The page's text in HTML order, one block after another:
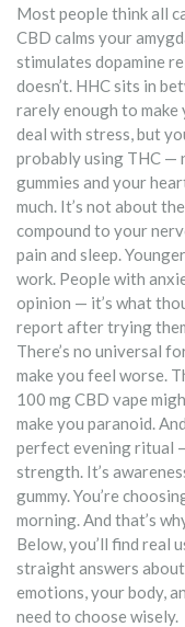
Most people think all
CBD calms your
stimulates dopamine
doesn’t. HHC sits in
rarely enough to make
deal with stress, but
probably using THC —
gummies and your
much. It’s not about
compound to your
pain and sleep.
work. People with
opinion — it’s what
report after trying
There’s no universal
make you feel worse.
100 mg CBD vape
make you paranoid.
perfect evening ritual
strength. It’s
gummy. You’re
morning. And that’s
Below, you’ll find real
straight answers
emotions, your body,
need to choose wisely.